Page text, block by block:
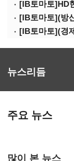
뉴스리듬
주요 뉴스
많이 본 뉴스